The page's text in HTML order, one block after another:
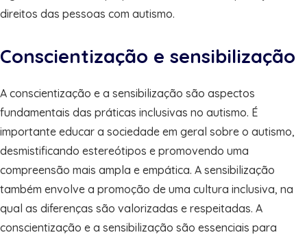
direitos das pessoas com autismo.
Conscientização e sensibilização
A conscientização e a sensibilização são aspectos
fundamentais das práticas inclusivas no autismo. É
importante educar a sociedade em geral sobre o autismo,
desmistificando estereótipos e promovendo uma
compreensão mais ampla e empática. A sensibilização
também envolve a promoção de uma cultura inclusiva, na
qual as diferenças são valorizadas e respeitadas. A
conscientização e a sensibilização são essenciais para